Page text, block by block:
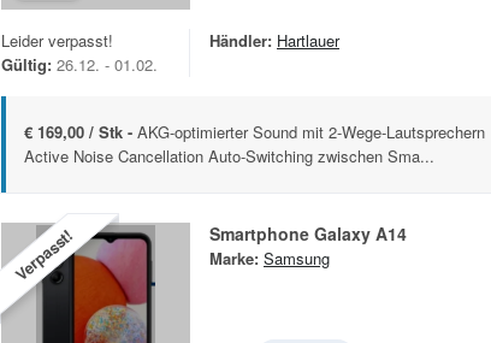
Leider verpasst!
Gültig: 26.12. - 01.02.
Händler: Hartlauer
€ 169,00 / Stk - AKG-optimierter Sound mit 2-Wege-Lautsprechern
Active Noise Cancellation Auto-Switching zwischen Sma...
Verpasst! Smartphone Galaxy A14
Marke: Samsung